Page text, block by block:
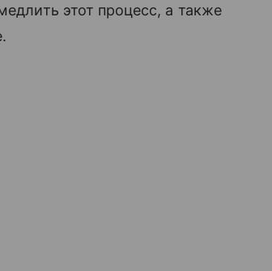
этот процесс, а также